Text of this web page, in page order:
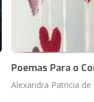
Poemas Para o
Alexandra Patricia